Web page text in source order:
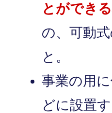
とができ
の、可動
と。
事業の用
どに設置